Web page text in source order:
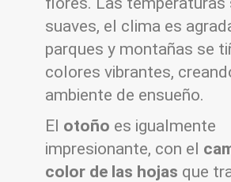
suaves, el clima es
parques y montañas se
colores vibrantes,
ambiente de ensueño.
El otoño es igualmente
impresionante, con el
color de las hojas que